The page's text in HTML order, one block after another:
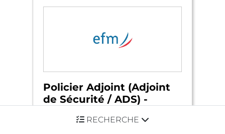
RECHERCHE
Policier Adjoint (Adjoint
de Sécurité / ADS) -
de la Police Nationale